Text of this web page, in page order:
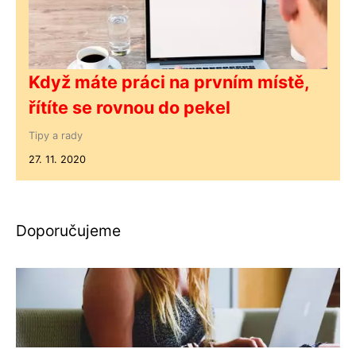
Když máte práci na prvním místě,
řítíte se rovnou do pekel
Tipy a rady
27. 11. 2020
Doporučujeme